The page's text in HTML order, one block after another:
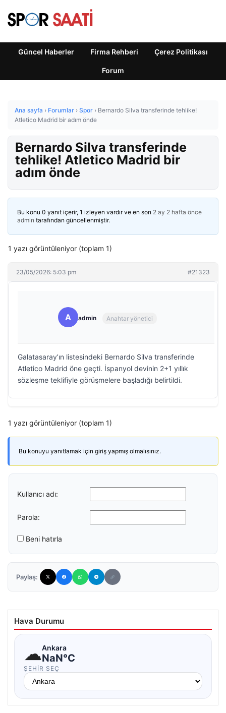
Güncel Haberler Firma Rehberi Çerez Politikası
Forum
Ana sayfa › Forumlar › Spor › Bernardo Silva transferinde tehlike!
Atletico Madrid bir adım önde
Bernardo Silva transferinde
tehlike! Atletico Madrid bir
adım önde
Bu konu 0 yanıt içerir, 1 izleyen vardır ve en son 2 ay 2 hafta önce
admin tarafından güncellenmiştir.
1 yazı görüntüleniyor (toplam 1)
23/05/2026: 5:03 pm #21323
A admin Anahtar yönetici
Galatasaray’ın listesindeki Bernardo Silva transferinde
Atletico Madrid öne geçti. İspanyol devinin 2+1 yıllık
sözleşme teklifiyle görüşmelere başladığı belirtildi.
1 yazı görüntüleniyor (toplam 1)
Bu konuyu yanıtlamak için giriş yapmış olmalısınız.
Kullanıcı adı:
Parola:
Beni hatırla
Paylaş:
Hava Durumu
☁Ankara
NaN°C
ŞEHIR SEÇ